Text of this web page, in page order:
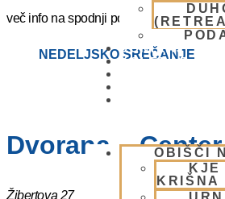
DONIRAJ
KOLEDAR
OBIŠČI
KJE
več info na spodnji povezavi
NEDELJSKO SREČANJE
Dvorana –
Žibertova 27